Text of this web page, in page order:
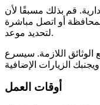
قم بذلك مسبقًا لأن
أو اتصل مباشرة
لتحديد موعد.
اللازمة. سيسرع
أوقات العمل